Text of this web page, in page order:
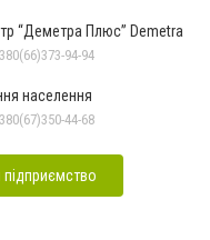
“Деметра Плюс” Demetra
94-94
населення
44-68